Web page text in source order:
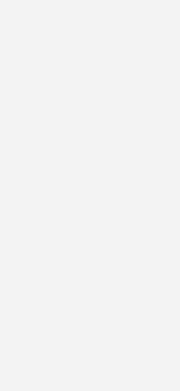
mit dem PV
Sie regelmäßig von uns
Neuigkeiten, gebündelt und
bin ich damit einverstanden, über
Angebote
und eine Abmeldung ist
zum Umgang mit Daten finden Sie
Sie doch einen unserer weiteren